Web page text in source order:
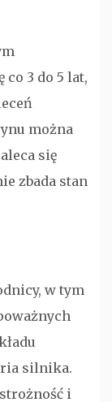
3 do 5 lat,
można
się
zbada stan
w tym
silnika.
i